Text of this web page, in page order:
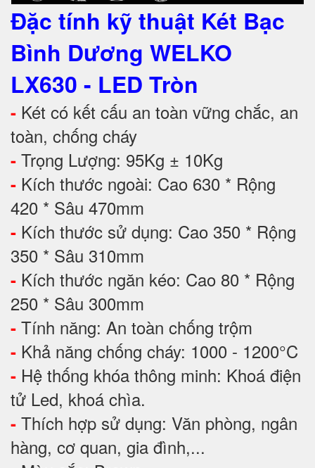
Đặc tính kỹ thuật Két Bạc
Bình Dương WELKO
LX630 - LED Tròn
- Két có kết cấu an toàn vững chắc, an
toàn, chống cháy
- Trọng Lượng: 95Kg ± 10Kg
- Kích thước ngoài: Cao 630 * Rộng
420 * Sâu 470mm
- Kích thước sử dụng: Cao 350 * Rộng
350 * Sâu 310mm
- Kích thước ngăn kéo: Cao 80 * Rộng
250 * Sâu 300mm
- Tính năng: An toàn chống trộm
- Khả năng chống cháy: 1000 - 1200°C
- Hệ thống khóa thông minh: Khoá điện
tử Led, khoá chìa.
- Thích hợp sử dụng: Văn phòng, ngân
hàng, cơ quan, gia đình,...